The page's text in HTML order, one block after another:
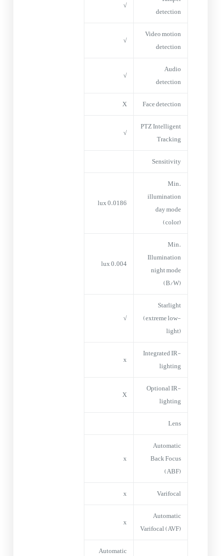
detection
√
Video motion
detection
√
Audio
detection
√
Face detection
X
PTZ Intelligent
Tracking
√
Sensitivity
Min.
illumination
day mode
(color)
0.0186 lux
Min.
Illumination
night mode
(B/W)
0.004 lux
Starlight
(extreme low-
light)
√
Integrated IR-
lighting
x
Optional IR-
lighting
X
Lens
Automatic
Back Focus
(ABF)
x
Varifocal
x
Automatic
Varifocal (AVF)
x
Automatic